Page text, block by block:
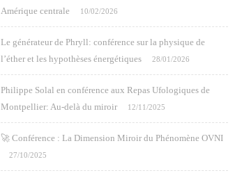
Amérique centrale
10/02/2026
Le générateur de Phryll: conférence sur la physique de
l’éther et les hypothèses énergétiques
28/01/2026
Philippe Solal en conférence aux Repas Ufologiques de
Montpellier: Au-delà du miroir
12/11/2025
🚀 Conférence : La Dimension Miroir du Phénomène OVNI
27/10/2025